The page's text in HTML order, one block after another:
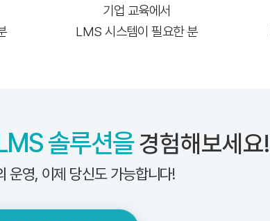
기업 교육에서
LMS 시스템이 필요한 분
솔루션을경험해보세요!
운영, 이제 당신도 가능합니다!